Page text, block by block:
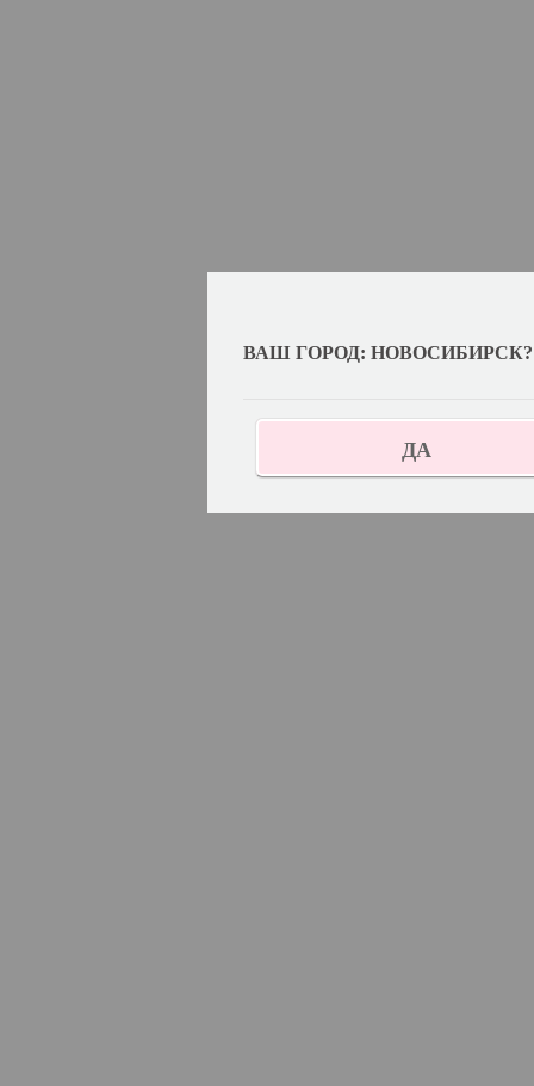
ВАШ ГОРОД: НОВОСИБИРСК?
ДА